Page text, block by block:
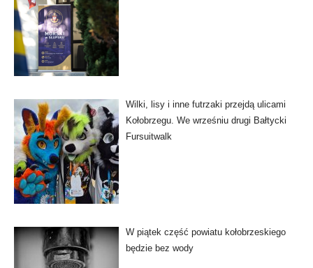
Wilki, lisy i inne futrzaki przejdą ulicami
Kołobrzegu. We wrześniu drugi Bałtycki
Fursuitwalk
W piątek część powiatu kołobrzeskiego
będzie bez wody